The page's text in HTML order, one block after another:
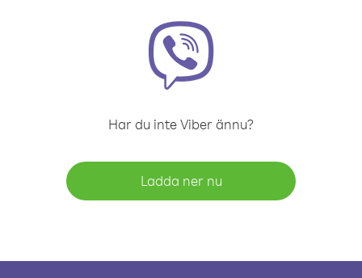
Har du inte Viber ännu?
Ladda ner nu